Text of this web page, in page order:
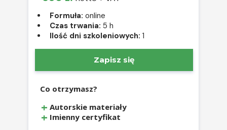
Formuła: online
Czas trwania: 5 h
Ilość dni szkoleniowych: 1
Zapisz się
Co otrzymasz?
Autorskie materiały
Imienny certyfikat